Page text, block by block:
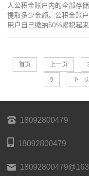
人公积金账户内的全部存
提取多少金额。公积金账
用户自己缴纳50%累积起
首页 上一页
9 下一
18092800479
18092800479